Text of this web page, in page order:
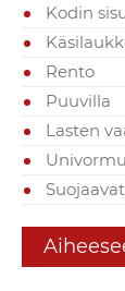
Kodin
Rento
Puuvilla
Lasten
Univormu